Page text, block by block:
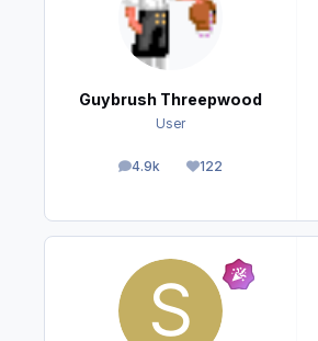
Guybrush Threepwood
User
4.9k
Beiträge 122
Reputation